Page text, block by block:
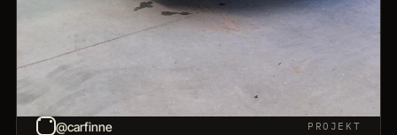
@carfinne PROJEKT